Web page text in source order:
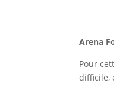
Arena
Pour
difficile,